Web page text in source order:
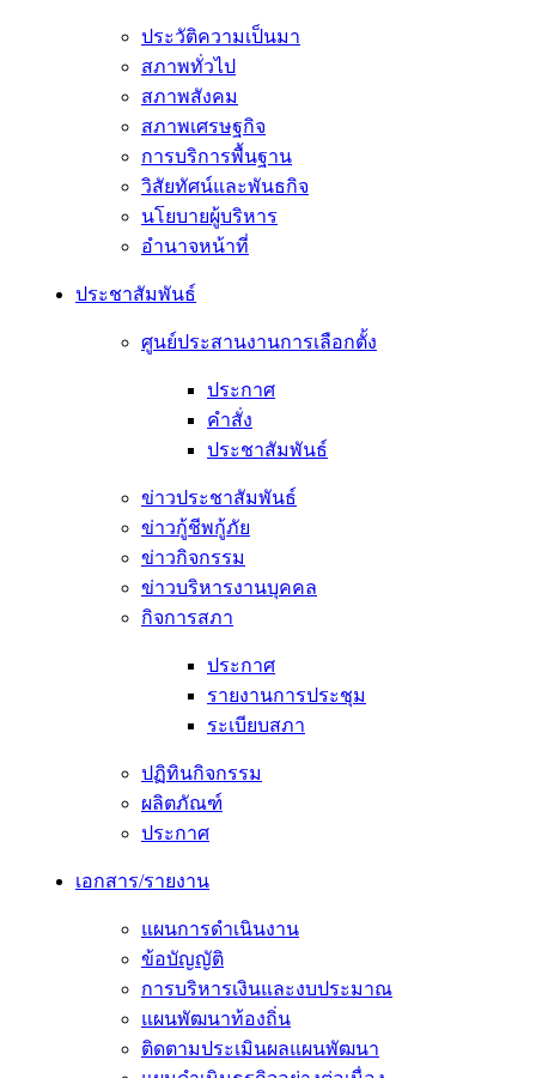
ประวัติความเป็นมา
สภาพทั่วไป
สภาพสังคม
สภาพเศรษฐกิจ
การบริการพื้นฐาน
วิสัยทัศน์และพันธกิจ
นโยบายผู้บริหาร
อํานาจหน้าที่
ประชาสัมพันธ์
ศูนย์ประสานงานการเลือกตั้ง
ประกาศ
คำสั่ง
ประชาสัมพันธ์
ข่าวประชาสัมพันธ์
ข่าวกู้ชีพกู้ภัย
ข่าวกิจกรรม
ข่าวบริหารงานบุคคล
กิจการสภา
ประกาศ
รายงานการประชุม
ระเบียบสภา
ปฏิทินกิจกรรม
ผลิตภัณฑ์
ประกาศ
เอกสาร/รายงาน
แผนการดำเนินงาน
ข้อบัญญัติ
การบริหารเงินและงบประมาณ
แผนพัฒนาท้องถิ่น
ติดตามประเมินผลแผนพัฒนา